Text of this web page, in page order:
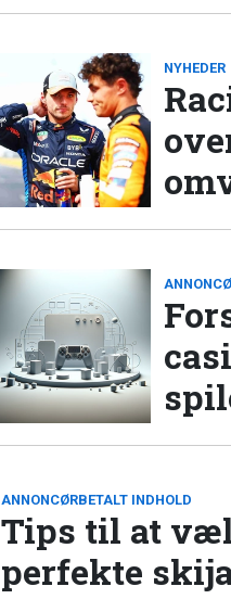
NYHEDER
ANNONCØRBETALT INDHOLD
Tips til at
perfekte